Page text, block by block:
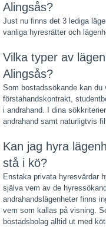
Alingsås?
Just nu finns det 3 lediga
vanliga hyresrätter och
Vilka typer av
Alingsås?
Som bostadssökande kan du
förstahandskontrakt,
i andrahand. I dina
andrahand samt naturligtvis
Kan jag hyra
stå i kö?
Enstaka privata hyresvärdar
själva vem av de
andrahandslägenheter finns
vem som kallas på visning.
bostadsbolag alltid ut med